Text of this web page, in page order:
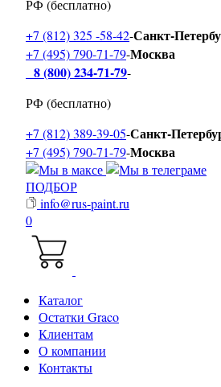
РФ (бесплатно)
+7 (812) 325 -58-42-Санкт-
+7 (495) 790-71-79-Москва
8 (800) 234-71-79-
РФ (бесплатно)
+7 (812) 389-39-05-Санкт-
+7 (495) 790-71-79-Москва
ПОДБОР
info@rus-paint.ru
0
Каталог
Остатки Graco
Клиентам
О компании
Контакты